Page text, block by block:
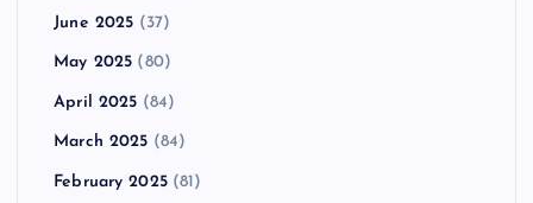
June 2025 (37)
May 2025 (80)
April 2025 (84)
March 2025 (84)
February 2025(81)